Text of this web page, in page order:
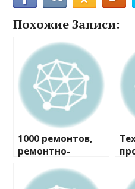
Похожие Записи:
1000 ремонтов,
ремонтно-
компания